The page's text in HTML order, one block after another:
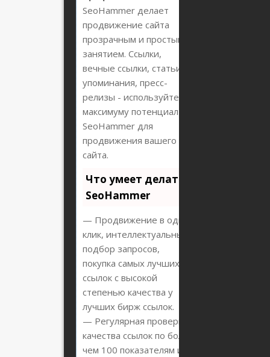
SeoHammer делает
продвижение сайта
прозрачным и простым
занятием. Ссылки,
вечные ссылки, статьи,
упоминания, пресс-
релизы - используйте по
максимуму потенциал
SeoHammer для
продвижения вашего
сайта.
Что умеет делать
SeoHammer
— Продвижение в один
клик, интеллектуальный
подбор запросов,
покупка самых лучших
ссылок с высокой
степенью качества у
лучших бирж ссылок.
— Регулярная проверка
качества ссылок по более
чем 100 показателям и